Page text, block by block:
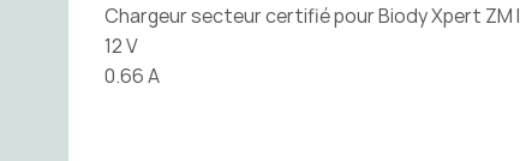
Chargeur secteur certifié pour Biody Xpert ZM I
12 V
0.66 A